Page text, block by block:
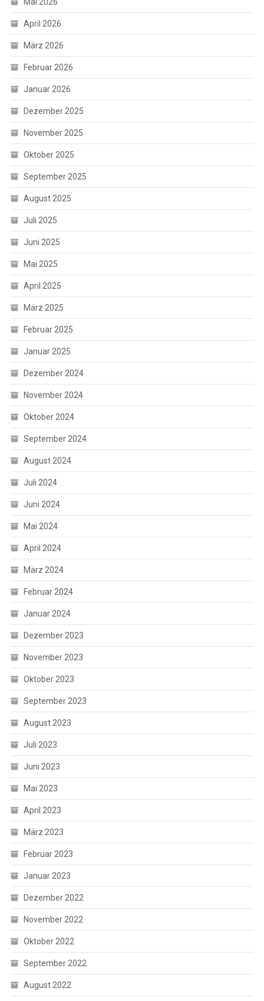
April 2026
März 2026
Februar 2026
Januar 2026
Dezember 2025
November 2025
Oktober 2025
September 2025
August 2025
Juli 2025
Juni 2025
Mai 2025
April 2025
März 2025
Februar 2025
Januar 2025
Dezember 2024
November 2024
Oktober 2024
September 2024
August 2024
Juli 2024
Juni 2024
Mai 2024
April 2024
März 2024
Februar 2024
Januar 2024
Dezember 2023
November 2023
Oktober 2023
September 2023
August 2023
Juli 2023
Juni 2023
Mai 2023
April 2023
März 2023
Februar 2023
Januar 2023
Dezember 2022
November 2022
Oktober 2022
September 2022
August 2022